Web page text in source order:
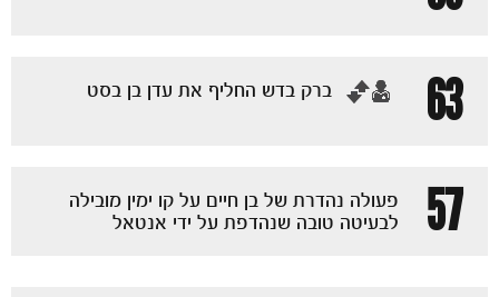
63 ‏ברק בדש החליף את עדן בן בסט
57
פעולה נהדרת של בן חיים על קו ימין מובילה
לבעיטה טובה שנהדפת על ידי אנטאל